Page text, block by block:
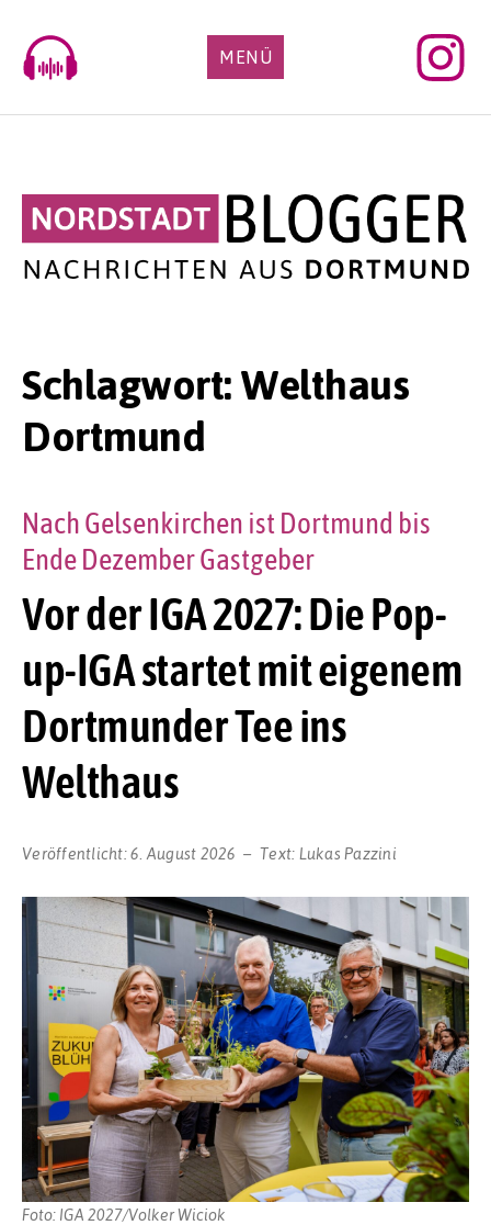
content
MENÜ
Schlagwort:Welthaus
Dortmund
Vor der IGA 2027: Die Pop-
up-IGA startet mit eigenem
Dortmunder Tee ins
Welthaus
Nach Gelsenkirchen ist Dortmund bis
Ende Dezember Gastgeber
Veröffentlicht:6. August 2026 Text: Lukas Pazzini
Foto: IGA 2027/Volker Wiciok